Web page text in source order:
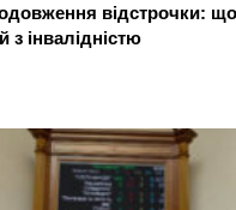
відстрочки:
з інвалідністю